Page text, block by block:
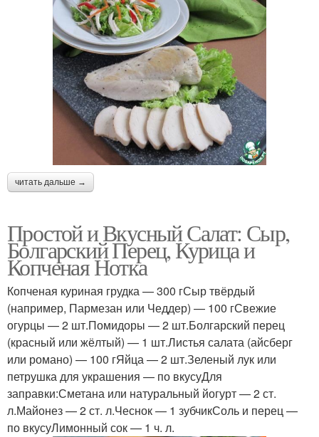
читать дальше →
Простой и Вкусный Салат: Сыр,
Болгарский Перец, Курица и
Копченая Нотка
Копченая куриная грудка — 300 гСыр твёрдый
(например, Пармезан или Чеддер) — 100 гСвежие
огурцы — 2 шт.Помидоры — 2 шт.Болгарский перец
(красный или жёлтый) — 1 шт.Листья салата (айсберг
или романо) — 100 гЯйца — 2 шт.Зеленый лук или
петрушка для украшения — по вкусуДля
заправки:Сметана или натуральный йогурт — 2 ст.
л.Майонез — 2 ст. л.Чеснок — 1 зубчикСоль и перец —
по вкусуЛимонный сок — 1 ч. л.